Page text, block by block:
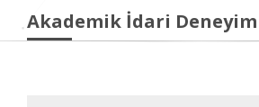
Akademik İdari Deneyim